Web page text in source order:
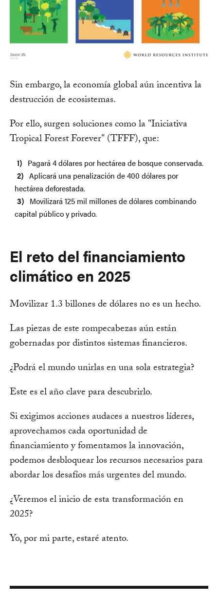
Sin embargo, la economía global aún incentiva la
destrucción de ecosistemas.
Por ello, surgen soluciones como la "Iniciativa
Tropical Forest Forever" (TFFF), que:
Pagará 4 dólares por hectárea de bosque conservada.
Aplicará una penalización de 400 dólares por
hectárea deforestada.
Movilizará 125 mil millones de dólares combinando
capital público y privado.
El reto del financiamiento
climático en 2025
Movilizar 1.3 billones de dólares no es un hecho.
Las piezas de este rompecabezas aún están
gobernadas por distintos sistemas financieros.
¿Podrá el mundo unirlas en una sola estrategia?
Este es el año clave para descubrirlo.
Si exigimos acciones audaces a nuestros líderes,
aprovechamos cada oportunidad de
financiamiento y fomentamos la innovación,
podemos desbloquear los recursos necesarios para
abordar los desafíos más urgentes del mundo.
¿Veremos el inicio de esta transformación en
2025?
Yo, por mi parte, estaré atento.